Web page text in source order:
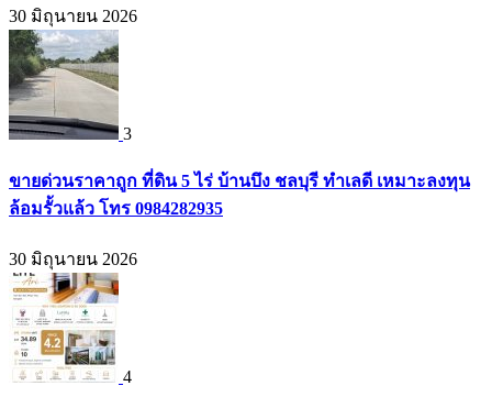
30 มิถุนายน 2026
3
ขายด่วนราคาถูก ที่ดิน 5 ไร่ บ้านบึง ชลบุรี ทำเลดี เหมาะลงทุน
ล้อมรั้วแล้ว โทร 0984282935
30 มิถุนายน 2026
4